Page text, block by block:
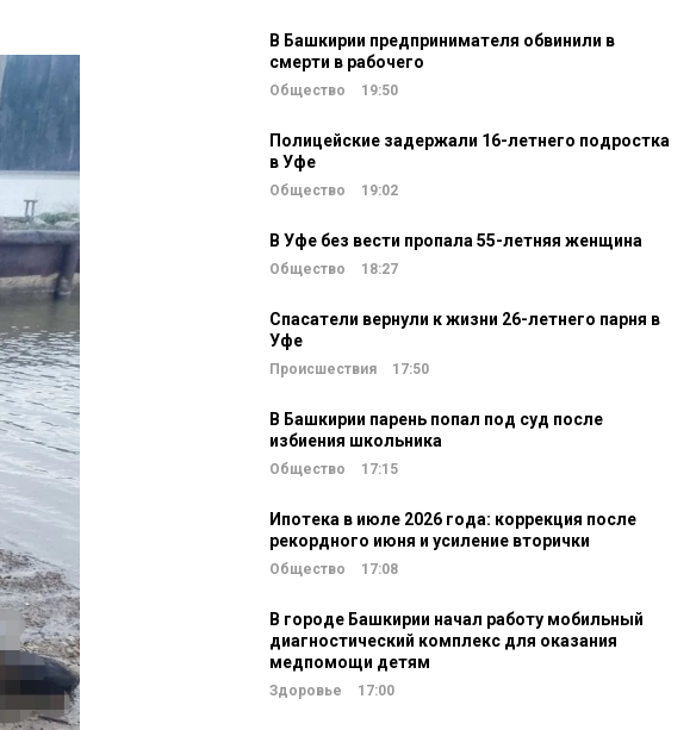
В Башкирии предпринимателя обвинили в
смерти в рабочего
Общество 19:50
Полицейские задержали 16-летнего подростка
в Уфе
Общество 19:02
В Уфе без вести пропала 55-летняя женщина
Общество 18:27
Спасатели вернули к жизни 26-летнего парня в
Уфе
Происшествия 17:50
В Башкирии парень попал под суд после
избиения школьника
Общество 17:15
Ипотека в июле 2026 года: коррекция после
рекордного июня и усиление вторички
Общество 17:08
В городе Башкирии начал работу мобильный
диагностический комплекс для оказания
медпомощи детям
Здоровье 17:00